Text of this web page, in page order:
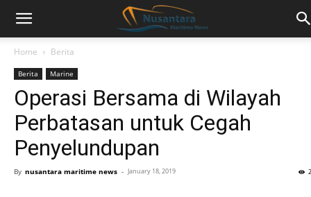
Home Berita
Berita Marine
Operasi Bersama di Wilayah
Perbatasan untuk Cegah
Penyelundupan
By nusantara maritime news - January 18, 2019